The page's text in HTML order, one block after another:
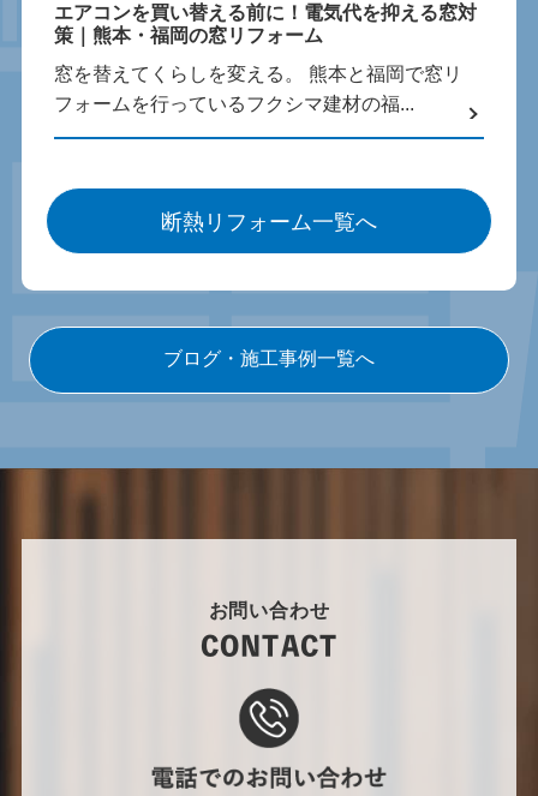
エアコンを買い替える前に！電気代を抑える窓対
策｜熊本・福岡の窓リフォーム
窓を替えてくらしを変える。 熊本と福岡で窓リ
フォームを行っているフクシマ建材の福...
断熱リフォーム一覧へ
ブログ・施工事例一覧へ
お問い合わせ
CONTACT